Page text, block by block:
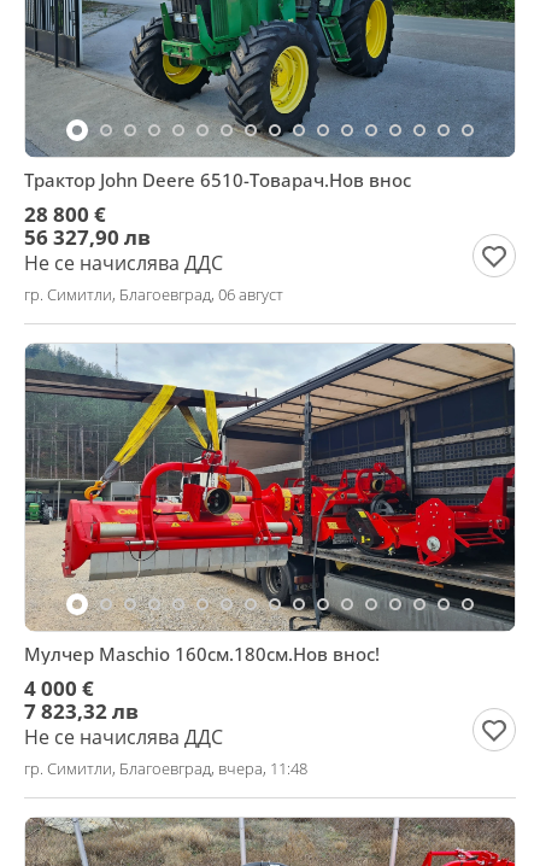
Трактор John Deere 6510-Товарач.Нов внос
28 800 €
56 327,90 лв
Не се начислява ДДС
гр. Симитли, Благоевград, 06 август
Мулчер Maschio 160см.180см.Нов внос!
4 000 €
7 823,32 лв
Не се начислява ДДС
гр. Симитли, Благоевград, вчера, 11:48